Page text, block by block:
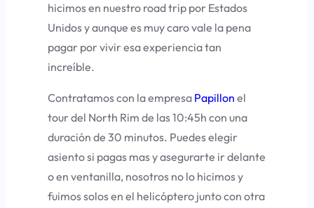
hicimos en nuestro road trip por Estados
Unidos y aunque es muy caro vale la pena
pagar por vivir esa experiencia tan
increíble.
Contratamos con la empresa Papillon el
tour del North Rim de las 10:45h con una
duración de 30 minutos. Puedes elegir
asiento si pagas mas y asegurarte ir delante
o en ventanilla, nosotros no lo hicimos y
fuimos solos en el helicóptero junto con otra